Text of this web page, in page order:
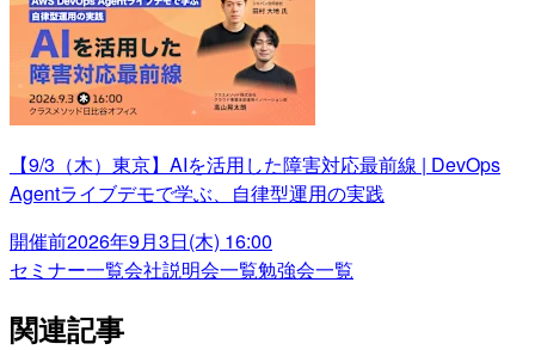
【9/3（木）東京】AIを活用した障害対応最前線 | DevOps
Agentライブデモで学ぶ、自律型運用の実践
開催前2026年9月3日(木) 16:00
セミナー一覧会社説明会一覧勉強会一覧
関連記事